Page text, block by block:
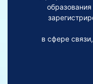
в сфере